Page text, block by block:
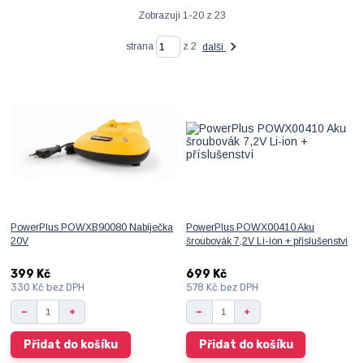
Zobrazuji 1-20 z 23
strana z 2 další
PowerPlus POWXB90080 Nabíječka
20V
399 Kč
330 Kč bez DPH
Přidat do košíku
PowerPlus POWX00410 Aku
šroubovák 7,2V Li-ion + příslušenství
699 Kč
578 Kč bez DPH
Přidat do košíku